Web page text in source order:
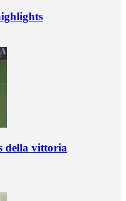
della vittoria